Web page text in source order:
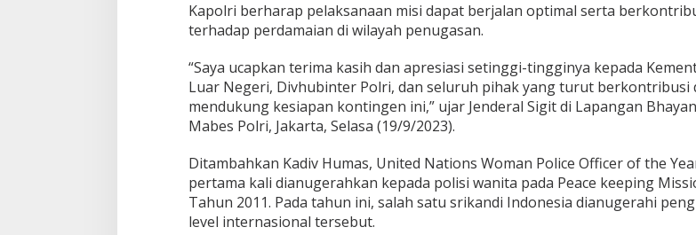
Kapolri berharap pelaksanaan misi dapat berjalan optimal serta
terhadap perdamaian di wilayah penugasan.
“Saya ucapkan terima kasih dan apresiasi setinggi-tingginya kepada
Luar Negeri, Divhubinter Polri, dan seluruh pihak yang turut berkontribusi
mendukung kesiapan kontingen ini,” ujar Jenderal Sigit di Lapangan
Mabes Polri, Jakarta, Selasa (19/9/2023).
Ditambahkan Kadiv Humas, United Nations Woman Police Officer of the
pertama kali dianugerahkan kepada polisi wanita pada Peace keeping
Tahun 2011. Pada tahun ini, salah satu srikandi Indonesia dianugerahi
level internasional tersebut.